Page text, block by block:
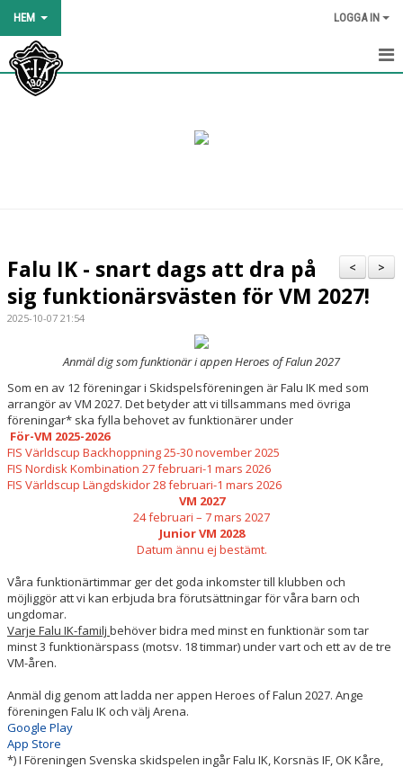
HEM LOGGA IN
HEM
DOKUMENT
KLÄDER OCH UTRUSTNING
BLI MEDLEM
FUNKTIONÄRER
VASALOPPET
>
<
Falu IK - snart dags att dra på
sig funktionärsvästen för VM 2027!
2025-10-07 21:54
Anmäl dig som funktionär i appen Heroes of Falun 2027
Som en av 12 föreningar i Skidspelsföreningen är Falu IK med som
arrangör av VM 2027. Det betyder att vi tillsammans med övriga
föreningar* ska fylla behovet av funktionärer under
För-VM 2025-2026
FIS Världscup Backhoppning 25-30 november 2025
FIS Nordisk Kombination 27 februari-1 mars 2026
FIS Världscup Längdskidor 28 februari-1 mars 2026
VM 2027
24 februari – 7 mars 2027
Junior VM 2028
Datum ännu ej bestämt.
Våra funktionärtimmar ger det goda inkomster till klubben och
möjliggör att vi kan erbjuda bra förutsättningar för våra barn och
ungdomar.
Varje Falu IK-familj behöver bidra med minst en funktionär som tar
minst 3 funktionärspass (motsv. 18 timmar) under vart och ett av de tre
VM-åren.
Anmäl dig genom att ladda ner appen Heroes of Falun 2027. Ange
föreningen Falu IK och välj Arena.
Google Play
App Store
*) I Föreningen Svenska skidspelen ingår Falu IK, Korsnäs IF, OK Kåre,